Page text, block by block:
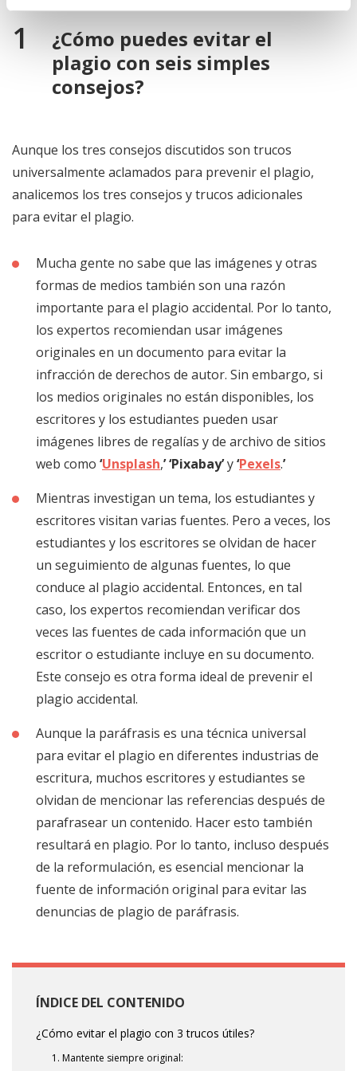
¿Cómo puedes evitar el
plagio con seis simples
consejos?
Aunque los tres consejos discutidos son trucos
universalmente aclamados para prevenir el plagio,
analicemos los tres consejos y trucos adicionales
para evitar el plagio.
Mucha gente no sabe que las imágenes y otras
formas de medios también son una razón
importante para el plagio accidental. Por lo tanto,
los expertos recomiendan usar imágenes
originales en un documento para evitar la
infracción de derechos de autor. Sin embargo, si
los medios originales no están disponibles, los
escritores y los estudiantes pueden usar
imágenes libres de regalías y de archivo de sitios
web como ‘Unsplash,’ ‘Pixabay’y‘Pexels.’
Mientras investigan un tema, los estudiantes y
escritores visitan varias fuentes. Pero a veces, los
estudiantes y los escritores se olvidan de hacer
un seguimiento de algunas fuentes, lo que
conduce al plagio accidental. Entonces, en tal
caso, los expertos recomiendan verificar dos
veces las fuentes de cada información que un
escritor o estudiante incluye en su documento.
Este consejo es otra forma ideal de prevenir el
plagio accidental.
Aunque la paráfrasis es una técnica universal
para evitar el plagio en diferentes industrias de
escritura, muchos escritores y estudiantes se
olvidan de mencionar las referencias después de
parafrasear un contenido. Hacer esto también
resultará en plagio. Por lo tanto, incluso después
de la reformulación, es esencial mencionar la
fuente de información original para evitar las
denuncias de plagio de paráfrasis.
ÍNDICE DEL CONTENIDO
¿Cómo evitar el plagio con 3 trucos útiles?
1. Mantente siempre original: